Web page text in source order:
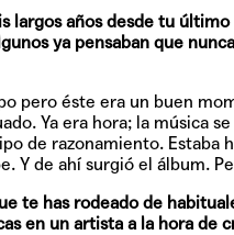
largos años desde tu último
ya pensaban que
pero éste era un buen
Ya era hora; la música
de razonamiento. Estaba
Y de ahí surgió el álbum.
te has rodeado de
en un artista a la hora de